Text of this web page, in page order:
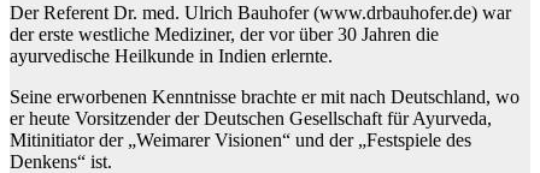
Der Referent Dr. med. Ulrich Bauhofer (www.drbauhofer.de) war
der erste westliche Mediziner, der vor über 30 Jahren die
ayurvedische Heilkunde in Indien erlernte.
Seine erworbenen Kenntnisse brachte er mit nach Deutschland, wo
er heute Vorsitzender der Deutschen Gesellschaft für Ayurveda,
Mitinitiator der „Weimarer Visionen“ und der „Festspiele des
Denkens“ ist.